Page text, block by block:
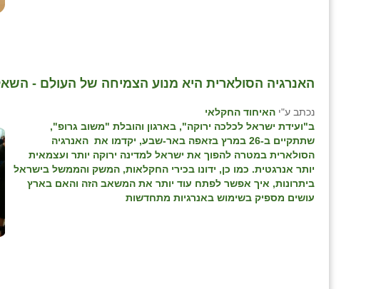
האנרגיה הסולארית היא מנוע הצמיחה של העולם -
נכתב ע"י האיחוד החקלאי
ב"ועידת ישראל לכלכה ירוקה", בארגון והובלת "משוב גרופ",
שתתקיים ב-26 במרץ בזאפה באר-שבע, יקדמו את האנרגיה
הסולארית במטרה להפוך את ישראל למדינה ירוקה יותר ועצמאית
יותר אנרגטית. כמו כן, ידונו בכירי החקלאות, המשק והממשל בישראל
ביתרונות, איך אפשר לפתח עוד יותר את המשאב הזה והאם בארץ
עושים מספיק בשימוש באנרגיות מתחדשות